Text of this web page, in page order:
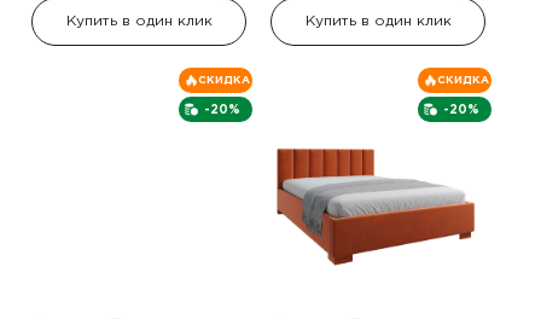
Купить в один клик Купить в один клик
-20%
СКИДКА
-20%
СКИДКА